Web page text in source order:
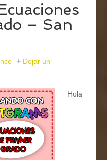
– San
Dejar un
Hola